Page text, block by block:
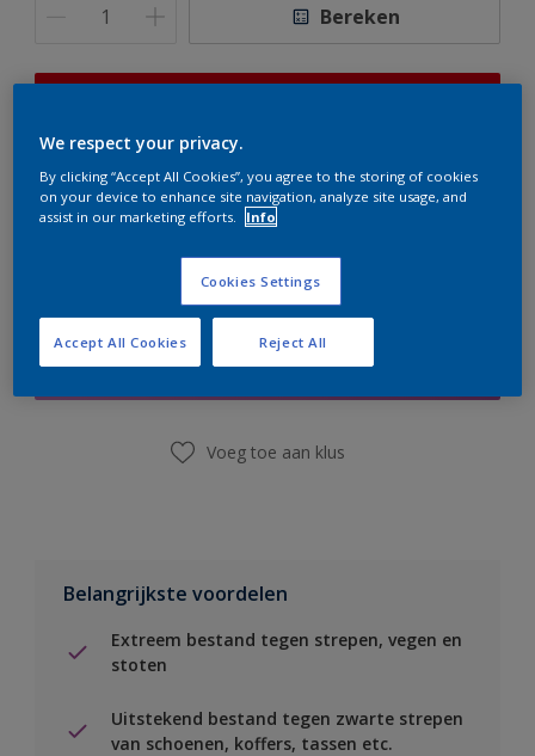
Bereken
er hard aan om de voorraad aan te vullen.
Boodschappenlijst
Vind een winkel
Voeg toe aan klus
Belangrijkste voordelen
Extreem bestand tegen strepen, vegen en
stoten
Uitstekend bestand tegen zwarte strepen
van schoenen, koffers, tassen etc.
We respect your privacy.
By clicking “Accept All Cookies”, you agree to the storing of cookies
on your device to enhance site navigation, analyze site usage, and
assist in our marketing efforts.
Info
Cookies Settings
Reject All
Accept All Cookies